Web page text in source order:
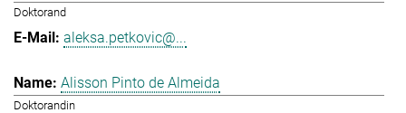
Doktorand
aleksa.petkovic@...
Alisson Pinto de Almeida
Doktorandin